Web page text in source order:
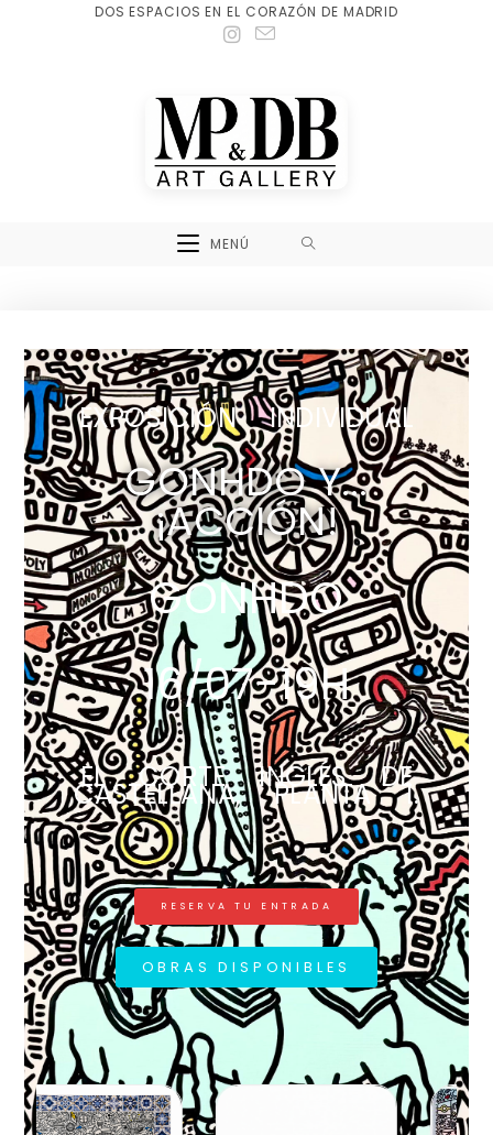
DOS ESPACIOS EN EL CORAZÓN DE MADRID
MENÚ
EXPOSICIÓN INDIVIDUAL
GONHDO Y...
¡ACCIÓN!
GONHDO
16/07-19H
EL CORTE INGLÉS DE
CASTELLANA, PLANTA 1.
RESERVA TU ENTRADA
OBRAS DISPONIBLES